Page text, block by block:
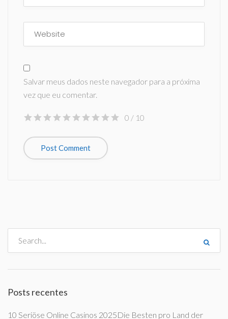
Salvar meus dados neste navegador para a próxima
vez que eu comentar.
0 / 10
Posts recentes
10 Seriöse Online Casinos 2025Die Besten pro Land der